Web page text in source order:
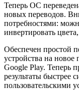
Теперь ОС
новых переводов.
потребностями:
инвертировать
Обеспечен простой
устройства на
Google Play. Теперь
результаты быстрее
пользовательскими